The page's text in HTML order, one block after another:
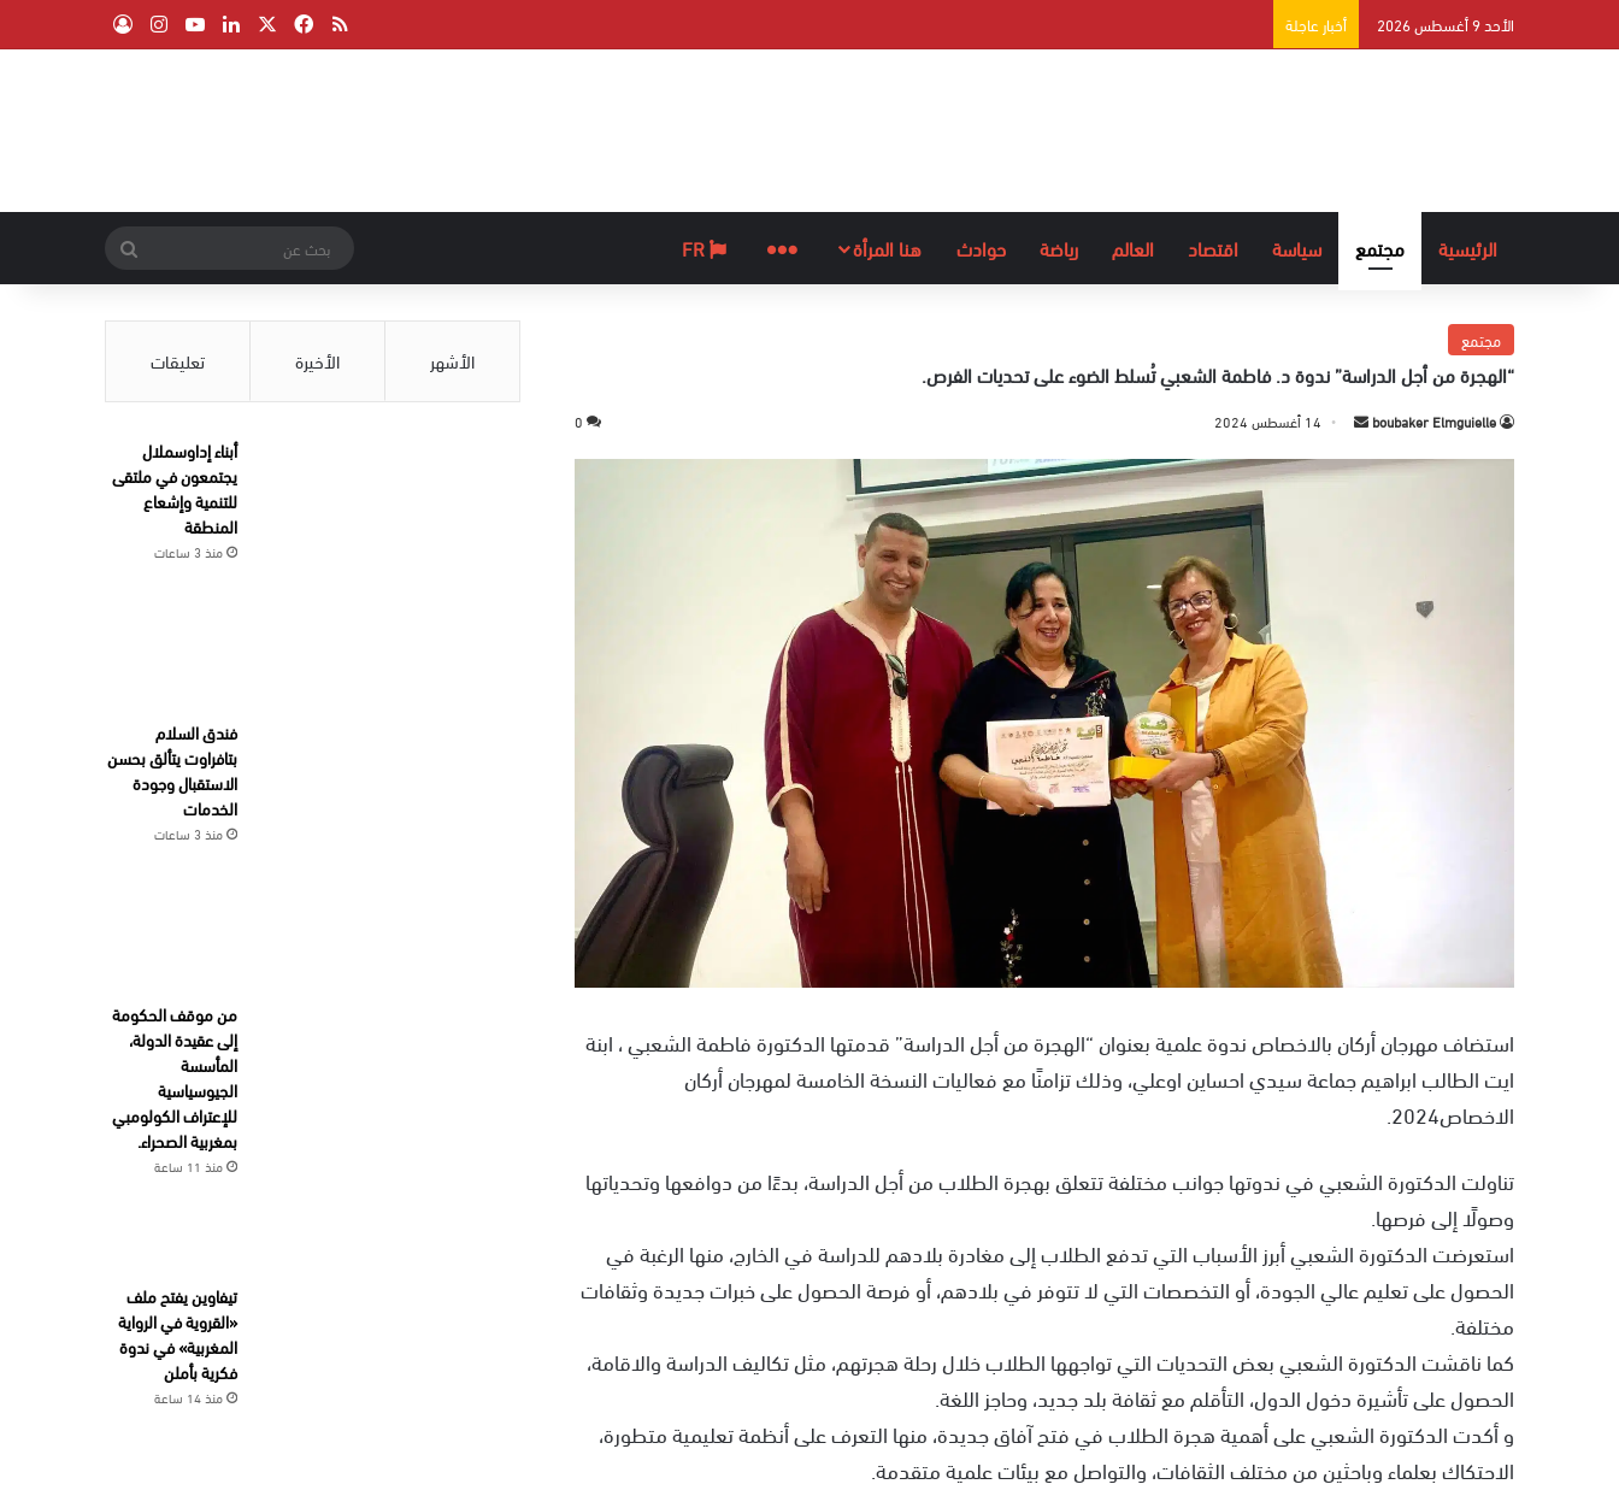
الأحد 9 أغسطس 2026 أخبار عاجلة ملخص الموقع RSS
فيسبوك لينكدإن ‫YouTube
انستقرام
الرئيسية مجتمع سياسة اقتصاد العالم رياضة حوادث هنا المرأة المزيد
عن
مجتمع
“الهجرة من أجل الدراسة” ندوة د. فاطمة الشعبي تُسلط الضوء على تحديات الفرص.
boubaker Elmguielle
س
14 أغسطس 2024 0
استضاف مهرجان أركان بالاخصاص ندوة علمية بعنوان “الهجرة من أجل الدراسة” قدمتها الدكتورة فاطمة الشعبي ، ابنة
ايت الطالب ابراهيم جماعة سيدي احساين اوعلي، وذلك تزامنًا مع فعاليات النسخة الخامسة لمهرجان أركان
الاخصاص2024.
تناولت الدكتورة الشعبي في ندوتها جوانب مختلفة تتعلق بهجرة الطلاب من أجل الدراسة، بدءًا من دوافعها وتحدياتها
وصولًا إلى فرصها.
استعرضت الدكتورة الشعبي أبرز الأسباب التي تدفع الطلاب إلى مغادرة بلادهم للدراسة في الخارج، منها الرغبة في
الحصول على تعليم عالي الجودة، أو التخصصات التي لا تتوفر في بلادهم، أو فرصة الحصول على خبرات جديدة وثقافات
مختلفة.
كما ناقشت الدكتورة الشعبي بعض التحديات التي تواجهها الطلاب خلال رحلة هجرتهم، مثل تكاليف الدراسة والاقامة،
الحصول على تأشيرة دخول الدول، التأقلم مع ثقافة بلد جديد، وحاجز اللغة.
و أكدت الدكتورة الشعبي على أهمية هجرة الطلاب في فتح آفاق جديدة، منها التعرف على أنظمة تعليمية متطورة،
الاحتكاك بعلماء وباحثين من مختلف الثقافات، والتواصل مع بيئات علمية متقدمة.
الأشهر الأخيرة تعليقات
أبناء إداوسملال
يجتمعون في ملتقى
للتنمية وإشعاع
المنطقة
منذ 3 ساعات
فندق السلام
بتافراوت يتألق بحسن
الاستقبال وجودة
الخدمات
منذ 3 ساعات
من موقف الحكومة
إلى عقيدة الدولة،
المأسسة
الجيوسياسية
للإعتراف الكولومبي
بمغربية الصحراء.
منذ 11 ساعة
تيفاوين يفتح ملف
«القروية في الرواية
المغربية» في ندوة
فكرية بأملن
منذ 14 ساعة